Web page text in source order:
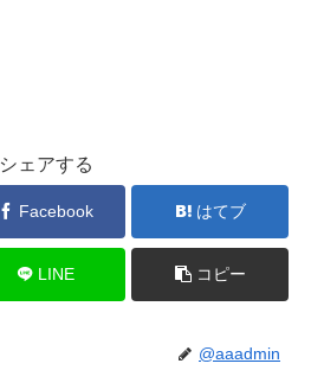
シェアする
Facebook はてブ
LINE コピー
@aaadmin